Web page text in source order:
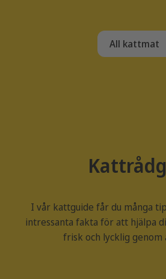
All kattmat
I vår kattguide får du många
intressanta fakta för att hjälpa
frisk och lycklig genom